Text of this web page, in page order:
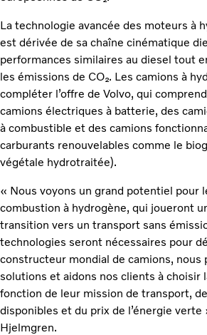
La technologie avancée des moteurs à
est dérivée de sa chaîne cinématique
performances similaires au diesel tout
les émissions de CO₂. Les camions à
compléter l’offre de Volvo, qui
camions électriques à batterie, des
à combustible et des camions
carburants renouvelables comme le
végétale hydrotraitée).
« Nous voyons un grand potentiel pour
combustion à hydrogène, qui joueront
transition vers un transport sans
technologies seront nécessaires pour
constructeur mondial de camions, nous
solutions et aidons nos clients à choisir
fonction de leur mission de transport,
disponibles et du prix de l’énergie verte
Hjelmgren.